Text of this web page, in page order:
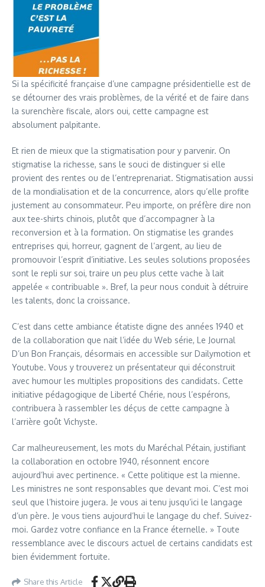
Si la spécificité française d’une campagne présidentielle est de
se détourner des vrais problèmes, de la vérité et de faire dans
la surenchère fiscale, alors oui, cette campagne est
absolument palpitante.
Et rien de mieux que la stigmatisation pour y parvenir. On
stigmatise la richesse, sans le souci de distinguer si elle
provient des rentes ou de l’entreprenariat. Stigmatisation aussi
de la mondialisation et de la concurrence, alors qu’elle profite
justement au consommateur. Peu importe, on préfère dire non
aux tee-shirts chinois, plutôt que d’accompagner à la
reconversion et à la formation. On stigmatise les grandes
entreprises qui, horreur, gagnent de l’argent, au lieu de
promouvoir l’esprit d’initiative. Les seules solutions proposées
sont le repli sur soi, traire un peu plus cette vache à lait
appelée « contribuable ». Bref, la peur nous conduit à détruire
les talents, donc la croissance.
C’est dans cette ambiance étatiste digne des années 1940 et
de la collaboration que nait l’idée du Web série, Le Journal
D’un Bon Français, désormais en accessible sur Dailymotion et
Youtube. Vous y trouverez un présentateur qui déconstruit
avec humour les multiples propositions des candidats. Cette
initiative pédagogique de Liberté Chérie, nous l’espérons,
contribuera à rassembler les déçus de cette campagne à
l’arrière goût Vichyste.
Car malheureusement, les mots du Maréchal Pétain, justifiant
la collaboration en octobre 1940, résonnent encore
aujourd’hui avec pertinence. « Cette politique est la mienne.
Les ministres ne sont responsables que devant moi. C’est moi
seul que l’histoire jugera. Je vous ai tenu jusqu’ici le langage
d’un père. Je vous tiens aujourd’hui le langage du chef. Suivez-
moi. Gardez votre confiance en la France éternelle. » Toute
ressemblance avec le discours actuel de certains candidats est
bien évidemment fortuite.
Share this Article